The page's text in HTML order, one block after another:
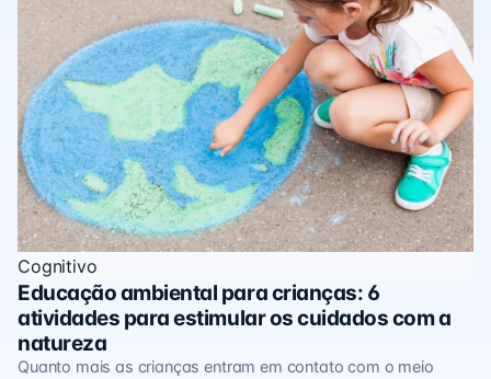
Cognitivo
Educação ambiental para crianças: 6
atividades para estimular os cuidados com a
natureza
Quanto mais as crianças entram em contato com o meio